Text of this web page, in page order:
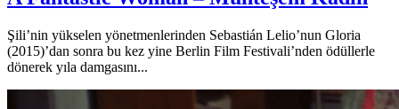
Şili’nin yükselen yönetmenlerinden Sebastián Lelio’nun Gloria
(2015)’dan sonra bu kez yine Berlin Film Festivali’nden ödüllerle
dönerek yıla damgasını...